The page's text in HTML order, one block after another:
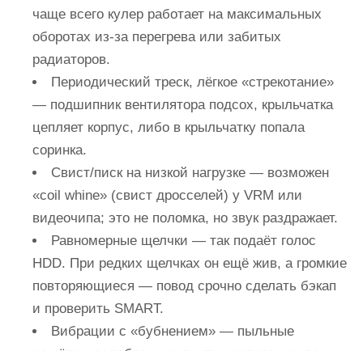
чаще всего кулер работает на максимальных
оборотах из‑за перегрева или забитых
радиаторов.
Периодический треск, лёгкое «стрекотание»
— подшипник вентилятора подсох, крыльчатка
цепляет корпус, либо в крыльчатку попала
соринка.
Свист/писк на низкой нагрузке — возможен
«coil whine» (свист дросселей) у VRM или
видеочипа; это не поломка, но звук раздражает.
Равномерные щелчки — так подаёт голос
HDD. При редких щелчках он ещё жив, а громкие
повторяющиеся — повод срочно сделать бэкап
и проверить SMART.
Вибрации с «бубнением» — пыльные